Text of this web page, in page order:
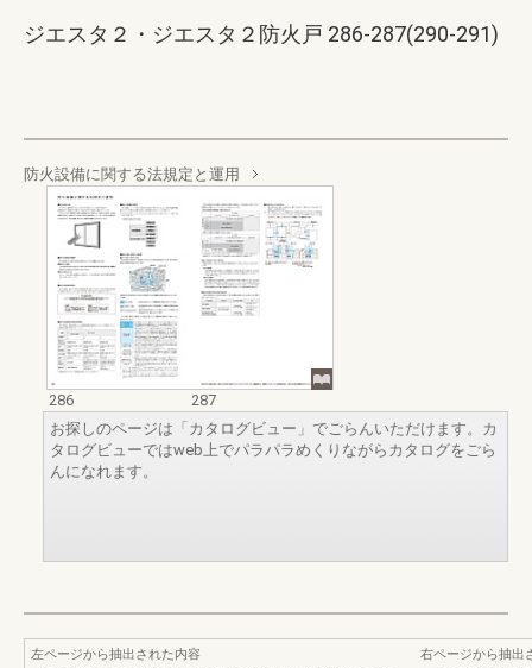
ジエスタ２・ジエスタ２防火戸 286-287(290-291)
防火設備に関する法規定と運用
286
287
お探しのページは「カタログビュー」でごらんいただけます。カ
タログビューではweb上でパラパラめくりながらカタログをごら
んになれます。
左ページから抽出された内容
右ページから抽出